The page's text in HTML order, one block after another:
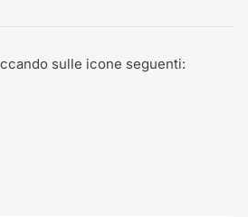
sulle icone seguenti: